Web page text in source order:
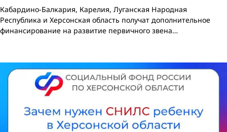
Кабардино-Балкария, Карелия, Луганская Народная
Республика и Херсонская область получат дополнительное
финансирование на развитие первичного звена…